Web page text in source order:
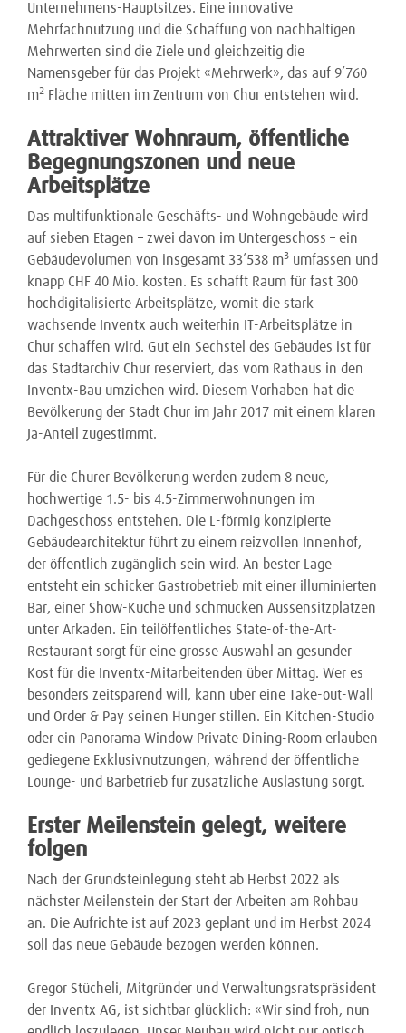
Unternehmens-Hauptsitzes. Eine innovative
Mehrfachnutzung und die Schaffung von nachhaltigen
Mehrwerten sind die Ziele und gleichzeitig die
Namensgeber für das Projekt «Mehrwerk», das auf 9’760
m2 Fläche mitten im Zentrum von Chur entstehen wird.
Attraktiver Wohnraum, öffentliche
Begegnungszonen und neue
Arbeitsplätze
Das multifunktionale Geschäfts- und Wohngebäude wird
auf sieben Etagen – zwei davon im Untergeschoss – ein
Gebäudevolumen von insgesamt 33’538 m3 umfassen und
knapp CHF 40 Mio. kosten. Es schafft Raum für fast 300
hochdigitalisierte Arbeitsplätze, womit die stark
wachsende Inventx auch weiterhin IT-Arbeitsplätze in
Chur schaffen wird. Gut ein Sechstel des Gebäudes ist für
das Stadtarchiv Chur reserviert, das vom Rathaus in den
Inventx-Bau umziehen wird. Diesem Vorhaben hat die
Bevölkerung der Stadt Chur im Jahr 2017 mit einem klaren
Ja-Anteil zugestimmt.
Für die Churer Bevölkerung werden zudem 8 neue,
hochwertige 1.5- bis 4.5-Zimmerwohnungen im
Dachgeschoss entstehen. Die L-förmig konzipierte
Gebäudearchitektur führt zu einem reizvollen Innenhof,
der öffentlich zugänglich sein wird. An bester Lage
entsteht ein schicker Gastrobetrieb mit einer illuminierten
Bar, einer Show-Küche und schmucken Aussensitzplätzen
unter Arkaden. Ein teilöffentliches State-of-the-Art-
Restaurant sorgt für eine grosse Auswahl an gesunder
Kost für die Inventx-Mitarbeitenden über Mittag. Wer es
besonders zeitsparend will, kann über eine Take-out-Wall
und Order & Pay seinen Hunger stillen. Ein Kitchen-Studio
oder ein Panorama Window Private Dining-Room erlauben
gediegene Exklusivnutzungen, während der öffentliche
Lounge- und Barbetrieb für zusätzliche Auslastung sorgt.
Erster Meilenstein gelegt, weitere
folgen
Nach der Grundsteinlegung steht ab Herbst 2022 als
nächster Meilenstein der Start der Arbeiten am Rohbau
an. Die Aufrichte ist auf 2023 geplant und im Herbst 2024
soll das neue Gebäude bezogen werden können.
Gregor Stücheli, Mitgründer und Verwaltungsratspräsident
der Inventx AG, ist sichtbar glücklich: «Wir sind froh, nun